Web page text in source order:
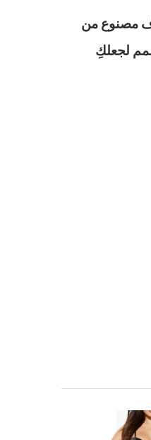
مصنوع من
ذو الأوزان الصغيرة الذي تبدأ من وزن 50 كيلو وإلي 75 كيلو مصمم لجعلكِ